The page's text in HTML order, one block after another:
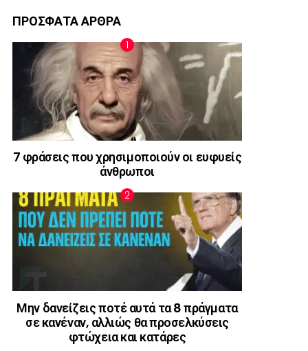
ΠΡΟΣΦΑΤΑ ΑΡΘΡΑ
7 φράσεις που χρησιμοποιούν οι ευφυείς
άνθρωποι
Μην δανείζεις ποτέ αυτά τα 8 πράγματα
σε κανέναν, αλλιώς θα προσελκύσεις
φτώχεια και κατάρες